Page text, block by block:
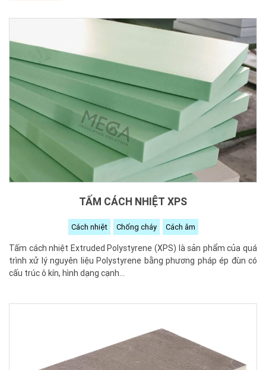
TẤM CÁCH NHIỆT XPS
Cách nhiệt Chống cháy Cách âm
Tấm cách nhiệt Extruded Polystyrene (XPS) là sản phẩm của quá
trình xử lý nguyên liệu Polystyrene bằng phương pháp ép đùn có
cấu trúc ô kín, hình dạng cạnh...